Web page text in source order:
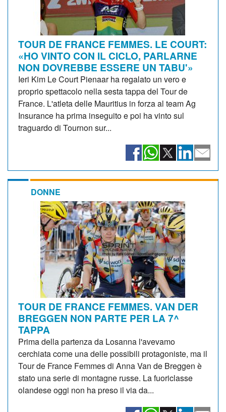
TOUR DE FRANCE FEMMES. LE COURT:
«HO VINTO CON IL CICLO, PARLARNE
NON DOVREBBE ESSERE UN TABU'»
Ieri Kim Le Court Pienaar ha regalato un vero e
proprio spettacolo nella sesta tappa del Tour de
France. L'atleta delle Mauritius in forza al team Ag
Insurance ha prima inseguito e poi ha vinto sul
traguardo di Tournon sur...
DONNE
TOUR DE FRANCE FEMMES. VAN DER
BREGGEN NON PARTE PER LA 7^
TAPPA
Prima della partenza da Losanna l'avevamo
cerchiata come una delle possibili protagoniste, ma il
Tour de France Femmes di Anna Van de Breggen è
stato una serie di montagne russe. La fuoriclasse
olandese oggi non ha preso il via da...